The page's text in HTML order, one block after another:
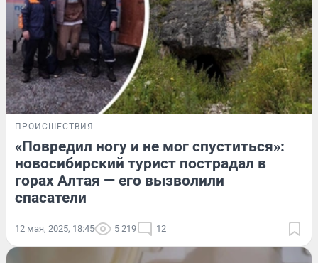
ПРОИСШЕСТВИЯ
«Повредил ногу и не мог спуститься»:
новосибирский турист пострадал в
горах Алтая — его вызволили
спасатели
12 мая, 2025, 18:45 5 219 12